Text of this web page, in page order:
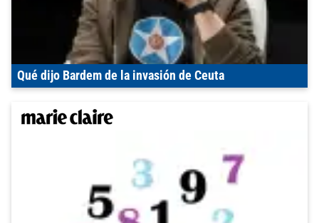
Qué dijo Bardem de la invasión de Ceuta